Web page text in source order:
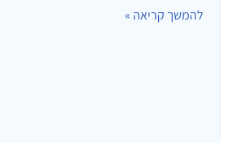
השקעה משתלמת המאפשרת הכנסה
להמשך קריאה »